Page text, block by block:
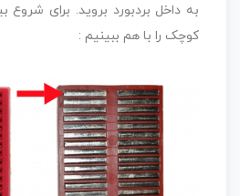
به داخل بردبورد بروید. برای شروع
کوچک را با هم ببینیم :